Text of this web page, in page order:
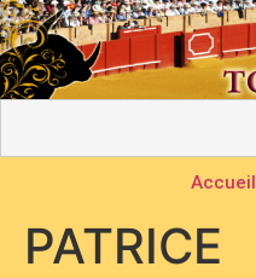
Accueil
PATRICE